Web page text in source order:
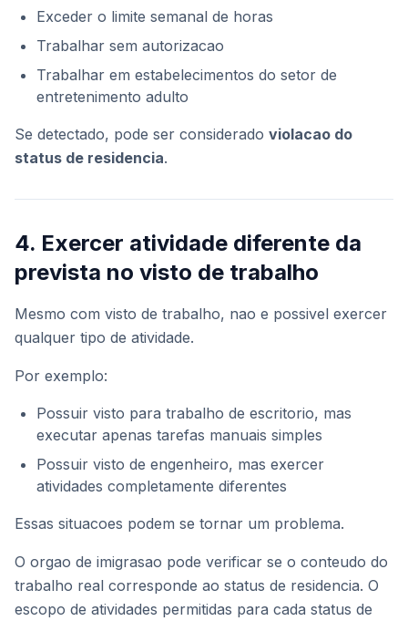
Exceder o limite semanal de horas
Trabalhar sem autorizacao
Trabalhar em estabelecimentos do setor de
entretenimento adulto
Se detectado, pode ser considerado violacao do
status de residencia.
4. Exercer atividade diferente da
prevista no visto de trabalho
Mesmo com visto de trabalho, nao e possivel exercer
qualquer tipo de atividade.
Por exemplo:
Possuir visto para trabalho de escritorio, mas
executar apenas tarefas manuais simples
Possuir visto de engenheiro, mas exercer
atividades completamente diferentes
Essas situacoes podem se tornar um problema.
O orgao de imigrasao pode verificar se o conteudo do
trabalho real corresponde ao status de residencia. O
escopo de atividades permitidas para cada status de